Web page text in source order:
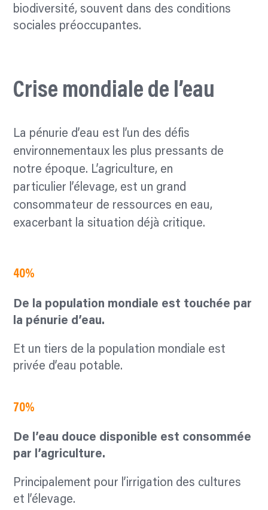
biodiversité, souvent dans des conditions
sociales préoccupantes.
Crise mondiale de l’eau
La pénurie d’eau est l’un des défis
environnementaux les plus pressants de
notre époque. L’agriculture, en
particulier l’élevage, est un grand
consommateur de ressources en eau,
exacerbant la situation déjà critique.
40%
De la population mondiale est touchée par
la pénurie d’eau.
Et un tiers de la population mondiale est
privée d’eau potable.
70%
De l’eau douce disponible est consommée
par l’agriculture.
Principalement pour l’irrigation des cultures
et l’élevage.